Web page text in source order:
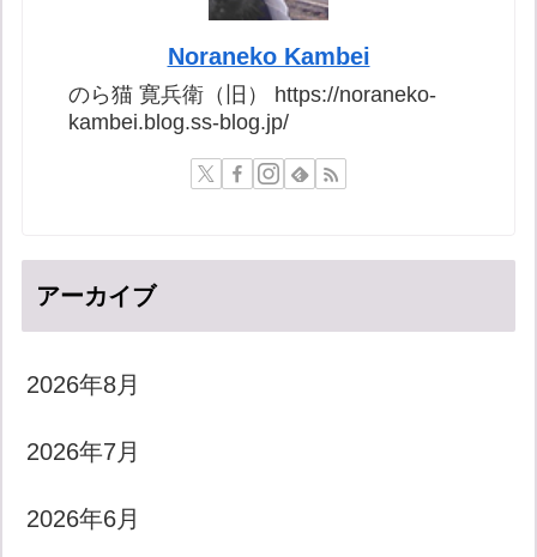
Noraneko Kambei
のら猫 寛兵衛（旧） https://noraneko-
kambei.blog.ss-blog.jp/
アーカイブ
2026年8月
2026年7月
2026年6月